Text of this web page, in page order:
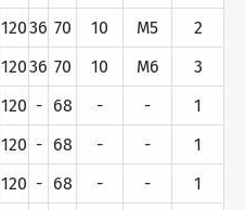
12036 70 10 M5
2
12036 70 10 M6
3
120 - 68 - -
1
120 - 68 - -
1
120 - 68 - -
1